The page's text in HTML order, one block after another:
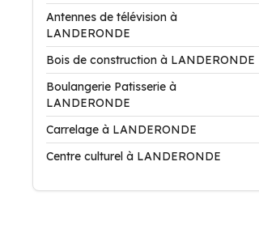
Antennes de télévision à
LANDERONDE
Bois de construction à LANDERONDE
Boulangerie Patisserie à
LANDERONDE
Carrelage à LANDERONDE
Centre culturel à LANDERONDE